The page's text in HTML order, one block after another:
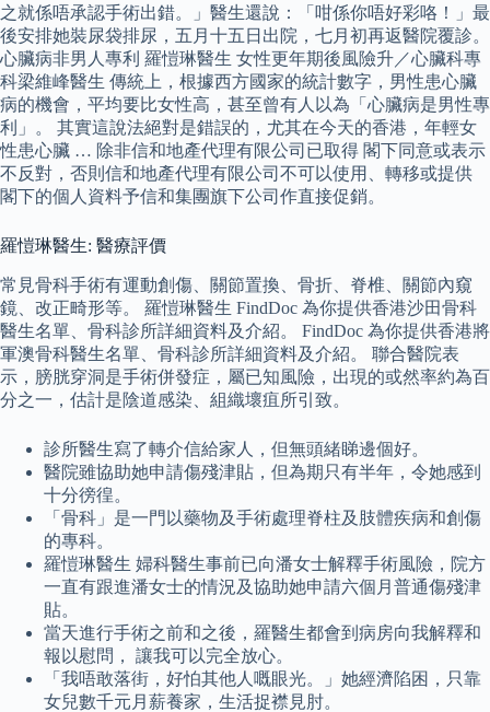
之就係唔承認手術出錯。」醫生還說：「咁係你唔好彩咯！」最
後安排她裝尿袋排尿，五月十五日出院，七月初再返醫院覆診。
心臟病非男人專利 羅愷琳醫生 女性更年期後風險升／心臟科專
科梁維峰醫生 傳統上，根據西方國家的統計數字，男性患心臟
病的機會，平均要比女性高，甚至曾有人以為「心臟病是男性專
利」。 其實這說法絕對是錯誤的，尤其在今天的香港，年輕女
性患心臟 … 除非信和地產代理有限公司已取得 閣下同意或表示
不反對，否則信和地產代理有限公司不可以使用、轉移或提供
閣下的個人資料予信和集團旗下公司作直接促銷。
羅愷琳醫生: 醫療評價
常見骨科手術有運動創傷、關節置換、骨折、脊椎、關節內窺
鏡、改正畸形等。 羅愷琳醫生 FindDoc 為你提供香港沙田骨科
醫生名單、骨科診所詳細資料及介紹。 FindDoc 為你提供香港將
軍澳骨科醫生名單、骨科診所詳細資料及介紹。 聯合醫院表
示，膀胱穿洞是手術併發症，屬已知風險，出現的或然率約為百
分之一，估計是陰道感染、組織壞疽所引致。
診所醫生寫了轉介信給家人，但無頭緒睇邊個好。
醫院雖協助她申請傷殘津貼，但為期只有半年，令她感到
十分徬徨。
「骨科」是一門以藥物及手術處理脊柱及肢體疾病和創傷
的專科。
羅愷琳醫生 婦科醫生事前已向潘女士解釋手術風險，院方
一直有跟進潘女士的情況及協助她申請六個月普通傷殘津
貼。
當天進行手術之前和之後，羅醫生都會到病房向我解釋和
報以慰問， 讓我可以完全放心。
「我唔敢落街，好怕其他人嘅眼光。」她經濟陷困，只靠
女兒數千元月薪養家，生活捉襟見肘。